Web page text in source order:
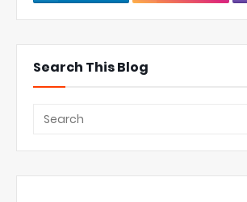
Search This Blog